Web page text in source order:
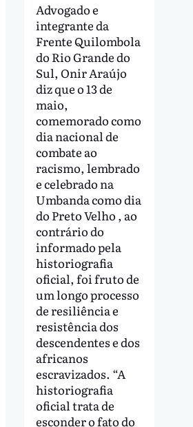
Advogado e
integrante da
Frente Quilombola
do Rio Grande do
Sul, Onir Araújo
diz que o 13 de
maio,
comemorado como
dia nacional de
combate ao
racismo, lembrado
e celebrado na
Umbanda como dia
do Preto Velho , ao
contrário do
informado pela
historiografia
oficial, foi fruto de
um longo processo
de resiliência e
resistência dos
descendentes e dos
africanos
escravizados. “A
historiografia
oficial trata de
esconder o fato do